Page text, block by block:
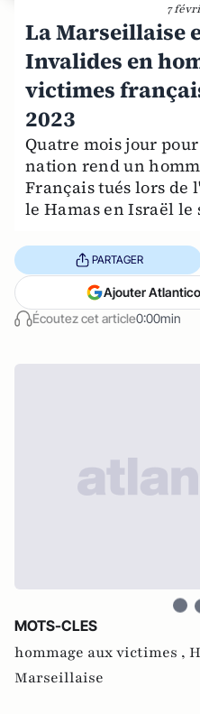
7
La Marseillaise
Invalides en
victimes
2023
Quatre mois jour
nation rend un
Français tués lors de
le Hamas en Israël le
Écoutez cet article0:00min
PARTAGER
Ajouter
MOTS-CLES
hommage aux victimes ,
Marseillaise